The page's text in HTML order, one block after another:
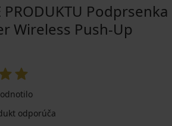
PRODUKTU Podprsenka
Wireless Push-Up
odporúča